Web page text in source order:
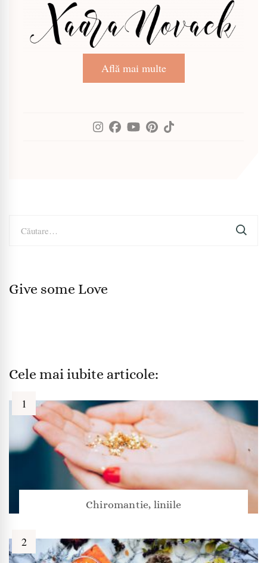
Află mai multe
după:
Give some Love
Cele mai iubite articole:
Chiromantie, liniile